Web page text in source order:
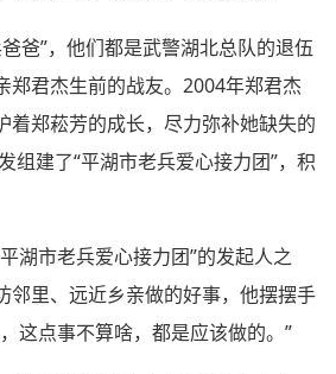
爸”，他们都是武警湖北总队的退伍
郑君杰生前的战友。2004年郑君杰
着郑菘芳的成长，尽力弥补她缺失的
组建了“平湖市老兵爱心接力团”，积
湖市老兵爱心接力团”的发起人之
邻里、远近乡亲做的好事，他摆摆手
这点事不算啥，都是应该做的。”